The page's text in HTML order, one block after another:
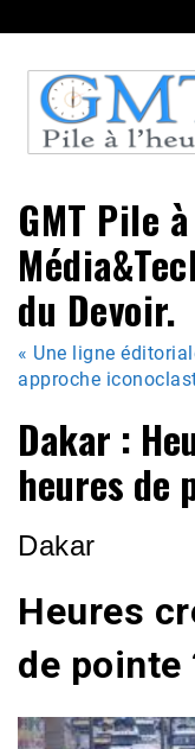
to
content
GMT Pile
du Devoir.
« Une ligne
approche
Dakar :
heures de
Dakar
Heures
de pointe